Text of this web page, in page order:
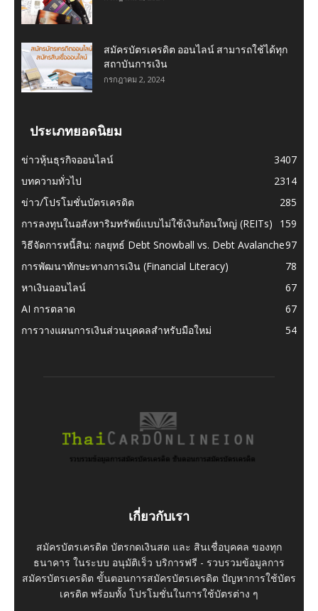
สมัครบัตรเครดิต ออนไลน์ สามารถใช้ได้ทุก
สถาบันการเงิน
กรกฎาคม 2, 2024
ประเภทยอดนิยม
ข่าวหุ้นธุรกิจออนไลน์
3407
บทความทั่วไป
2314
ข่าว/โปรโมชั่นบัตรเครดิต
285
การลงทุนในอสังหาริมทรัพย์แบบไม่ใช้เงินก้อนใหญ่ (REITs)
159
วิธีจัดการหนี้สิน: กลยุทธ์ Debt Snowball vs. Debt Avalanche97
การพัฒนาทักษะทางการเงิน (Financial Literacy)
78
หาเงินออนไลน์
67
AI การตลาด
67
การวางแผนการเงินส่วนบุคคลสำหรับมือใหม่
54
เกี่ยวกับเรา
สมัครบัตรเครดิต บัตรกดเงินสด และ สินเชื่อบุคคล ของทุก
ธนาคาร ในระบบ อนุมัติเร็ว บริการฟรี - รวบรวมข้อมูลการ
สมัครบัตรเครดิต ขั้นตอนการสมัครบัตรเครดิต ปัญหาการใช้บัตร
เครดิต พร้อมทั้ง โปรโมชั่นในการใช้บัตรต่าง ๆ